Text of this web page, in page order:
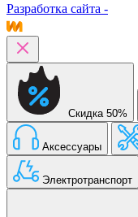
Разработка сайта -
Скидка 50%
Аксессуары
Электротранспорт